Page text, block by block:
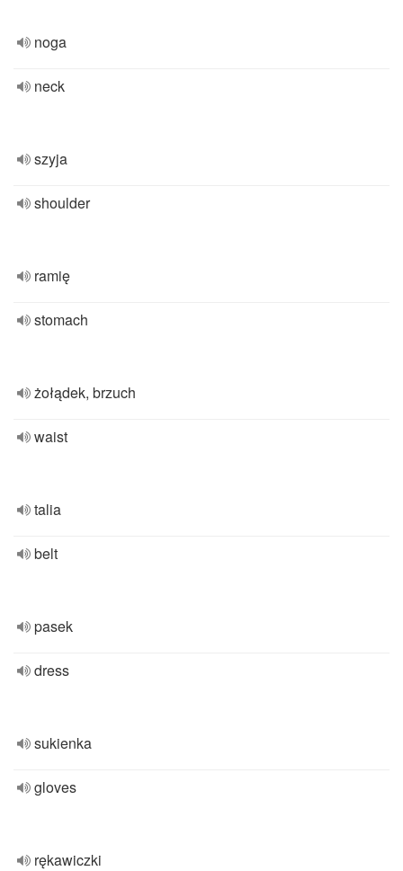
noga
neck
szyja
shoulder
ramię
stomach
żołądek, brzuch
waist
talia
belt
pasek
dress
sukienka
gloves
rękawiczki